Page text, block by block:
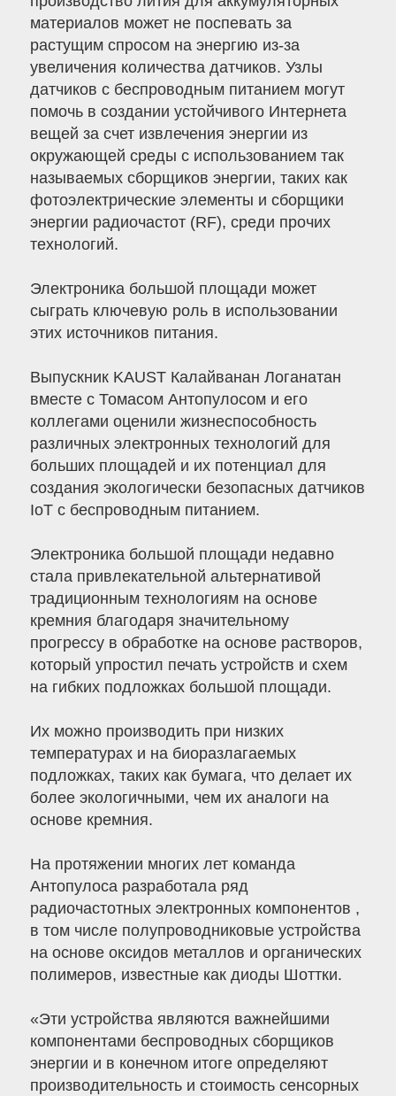
материалов может не поспевать за
растущим спросом на энергию из-за
увеличения количества датчиков. Узлы
датчиков с беспроводным питанием могут
помочь в создании устойчивого Интернета
вещей за счет извлечения энергии из
окружающей среды с использованием так
называемых сборщиков энергии, таких как
фотоэлектрические элементы и сборщики
энергии радиочастот (RF), среди прочих
технологий.
Электроника большой площади может
сыграть ключевую роль в использовании
этих источников питания.
Выпускник KAUST Калайванан Логанатан
вместе с Томасом Антопулосом и его
коллегами оценили жизнеспособность
различных электронных технологий для
больших площадей и их потенциал для
создания экологически безопасных датчиков
IoT с беспроводным питанием.
Электроника большой площади недавно
стала привлекательной альтернативой
традиционным технологиям на основе
кремния благодаря значительному
прогрессу в обработке на основе растворов,
который упростил печать устройств и схем
на гибких подложках большой площади.
Их можно производить при низких
температурах и на биоразлагаемых
подложках, таких как бумага, что делает их
более экологичными, чем их аналоги на
основе кремния.
На протяжении многих лет команда
Антопулоса разработала ряд
радиочастотных электронных компонентов ,
в том числе полупроводниковые устройства
на основе оксидов металлов и органических
полимеров, известные как диоды Шоттки.
«Эти устройства являются важнейшими
компонентами беспроводных сборщиков
энергии и в конечном итоге определяют
производительность и стоимость сенсорных